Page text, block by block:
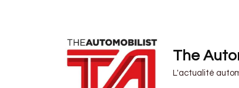
The
L'actualité